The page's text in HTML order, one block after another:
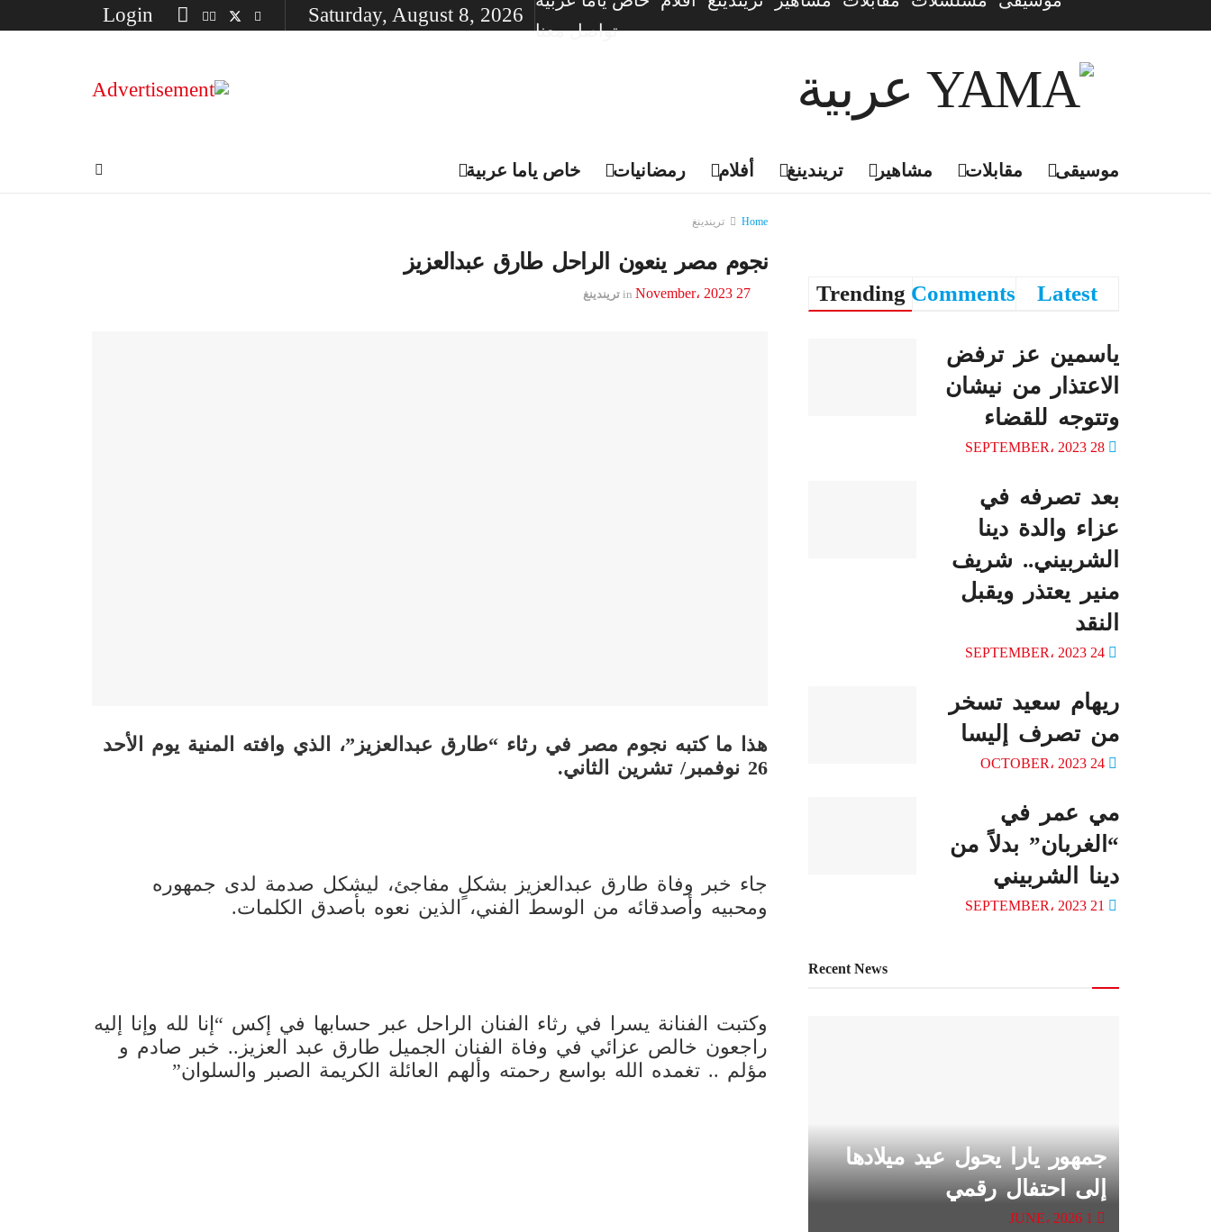
تواصل معنا
Saturday, August 8, 2026
خاص ياما عربية رمضانيات أفلام تريندينغ مشاهير مقابلات موسيقى
Home تريندينغ
نجوم مصر ينعون الراحل طارق عبدالعزيز
27 November، 2023 in تريندينغ
هذا ما كتبه نجوم مصر في رثاء “طارق عبدالعزيز”، الذي وافته المنية يوم الأحد
26 نوفمبر/ تشرين الثاني.
جاء خبر وفاة طارق عبدالعزيز بشكلٍ مفاجئ، ليشكل صدمة لدى جمهوره
ومحبيه وأصدقائه من الوسط الفني، الذين نعوه بأصدق الكلمات.
وكتبت الفنانة يسرا في رثاء الفنان الراحل عبر حسابها في إكس “إنا لله وإنا إليه
راجعون خالص عزائي في وفاة الفنان الجميل طارق عبد العزيز.. خبر صادم و
مؤلم .. تغمده الله بواسع رحمته وألهم العائلة الكريمة الصبر والسلوان”
Trending Comments Latest
ياسمين عز ترفض
الاعتذار من نيشان
وتتوجه للقضاء
بعد تصرفه في
عزاء والدة دينا
الشربيني.. شريف
منير يعتذر ويقبل
النقد
ريهام سعيد تسخر
من تصرف إليسا
مي عمر في
“الغربان” بدلاً من
دينا الشربيني
Recent News
جمهور يارا يحول عيد ميلادها
إلى احتفال رقمي